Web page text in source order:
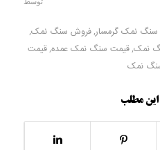
سنگ نمک گرمسار,فروش سنگ نمک,
نمک, قیمت سنگ نمک عمده, قیمت
نمک
مطلب